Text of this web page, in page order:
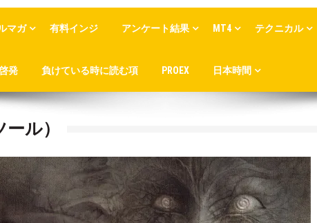
マガ 有料インジ アンケート結果 MT4 テクニカル
発 負けている時に読む項 PROEX 日本時間
ル）